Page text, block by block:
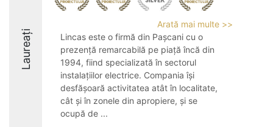
Laureați
Arată mai multe >>
Lincas este o firmă din Pașcani cu o
prezență remarcabilă pe piață încă din
1994, fiind specializată în sectorul
instalațiilor electrice. Compania își
desfășoară activitatea atât în localitate,
cât și în zonele din apropiere, și se
ocupă de ...